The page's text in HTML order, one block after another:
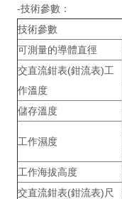
-技術參數：
技術參數
可測量的導體直徑
交直流鉗表(鉗流表)工
作溫度
儲存溫度
工作濕度
工作海拔高度
交直流鉗表(鉗流表)尺